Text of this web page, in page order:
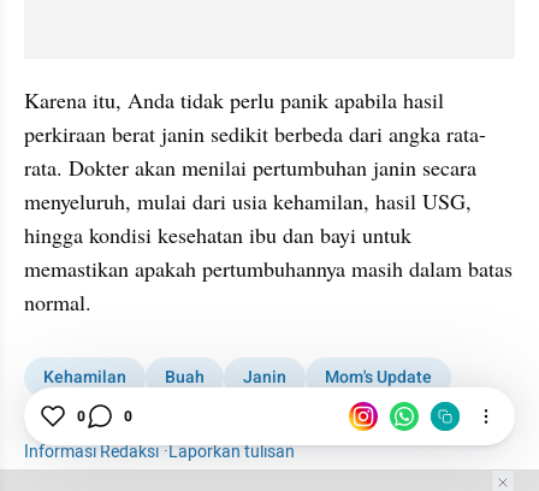
Karena itu, Anda tidak perlu panik apabila hasil
perkiraan berat janin sedikit berbeda dari angka rata-
rata. Dokter akan menilai pertumbuhan janin secara
menyeluruh, mulai dari usia kehamilan, hasil USG,
hingga kondisi kesehatan ibu dan bayi untuk
memastikan apakah pertumbuhannya masih dalam batas
normal.
Kehamilan Buah Janin
Mom's Update
MOMS
Informasi Redaksi·Laporkan tulisan
0 0